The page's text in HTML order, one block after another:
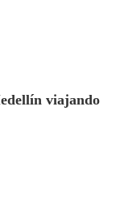
viajando